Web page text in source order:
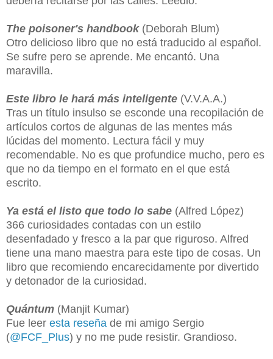
The poisoner's handbook(Deborah Blum)
Otro delicioso libro que no está traducido al español.
Se sufre pero se aprende. Me encantó. Una
maravilla.
Este libro le hará más inteligente (V.V.A.A.)
Tras un título insulso se esconde una recopilación de
artículos cortos de algunas de las mentes más
lúcidas del momento. Lectura fácil y muy
recomendable. No es que profundice mucho, pero es
que no da tiempo en el formato en el que está
escrito.
Ya está el listo que todo lo sabe (Alfred López)
366 curiosidades contadas con un estilo
desenfadado y fresco a la par que riguroso. Alfred
tiene una mano maestra para este tipo de cosas. Un
libro que recomiendo encarecidamente por divertido
y detonador de la curiosidad.
Quántum (Manjit Kumar)
Fue leer esta reseña de mi amigo Sergio
(@FCF_Plus) y no me pude resistir. Grandioso.